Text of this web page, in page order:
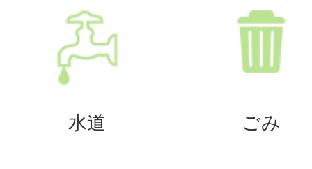
水道 ごみ